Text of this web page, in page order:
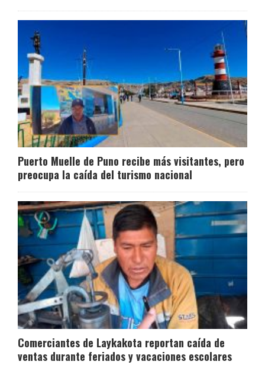
Puerto Muelle de Puno recibe más visitantes, pero
preocupa la caída del turismo nacional
Comerciantes de Laykakota reportan caída de
ventas durante feriados y vacaciones escolares